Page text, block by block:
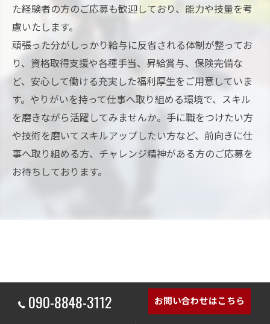
た経験者の方のご応募も歓迎しており、能力や技量を考
慮いたします。
頑張った分がしっかり給与に反省される体制が整ってお
り、資格取得支援や各種手当、昇給賞与、保険完備な
ど、安心して働ける充実した福利厚生をご用意していま
す。やりがいを持って仕事へ取り組める環境で、スキル
を磨きながら活躍してみませんか。手に職をつけたい方
や技術を磨いてスキルアップしたい方など、前向きに仕
事へ取り組める方、チャレンジ精神がある方のご応募を
お待ちしております。
090-8848-3112 お問い合わせはこちら